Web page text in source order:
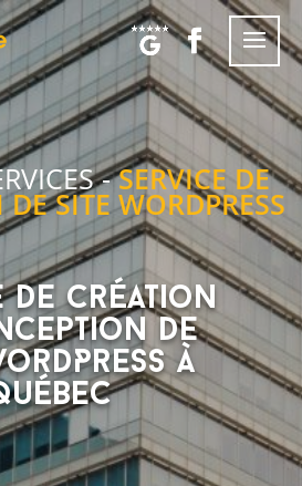
-SERVICE DE
SITE WORDPRESS
de création
de
à